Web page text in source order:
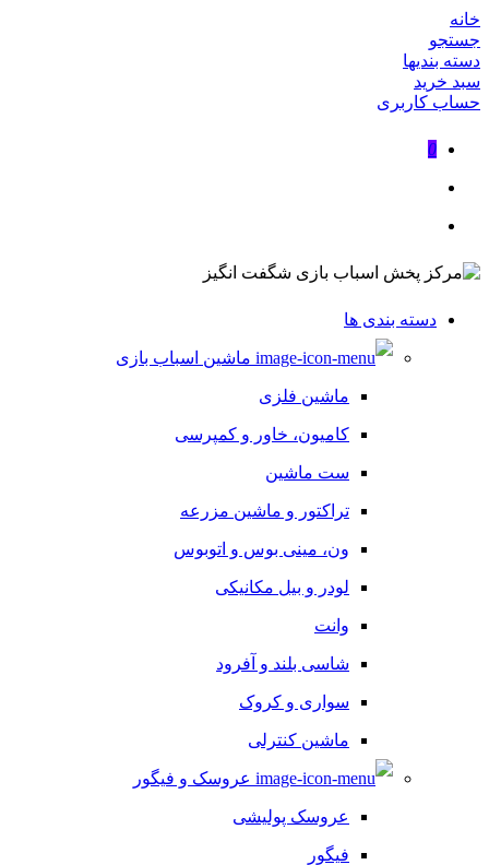
خانه
جستجو
دسته بندیها
سبد خرید
حساب کاربری
0
دسته بندی ها
ماشین اسباب بازی
ماشین فلزی
کامیون، خاور و کمپرسی
ست ماشین
تراکتور و ماشین مزرعه
ون، مینی بوس و اتوبوس
لودر و بیل مکانیکی
وانت
شاسی بلند و آفرود
سواری و کروک
ماشین کنترلی
عروسک و فیگور
عروسک پولیشی
فیگور